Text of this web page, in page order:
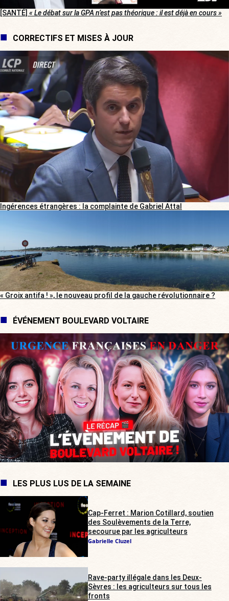
[SANTÉ] « Le débat sur la GPA n’est pas théorique : il est déjà en cours »
CORRECTIFS ET MISES À JOUR
Ingérences étrangères : la complainte de Gabriel Attal
« Groix antifa ! », le nouveau profil de la gauche révolutionnaire ?
ÉVÉNEMENT BOULEVARD VOLTAIRE
LES PLUS LUS DE LA SEMAINE
Cap-Ferret : Marion Cotillard, soutien
des Soulèvements de la Terre,
secourue par les agriculteurs
Gabrielle Cluzel
Rave-party illégale dans les Deux-
Sèvres : les agriculteurs sur tous les
fronts